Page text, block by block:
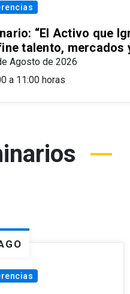
“El Activo que
talento, mercados
Agosto de 2026
a 11:00 horas